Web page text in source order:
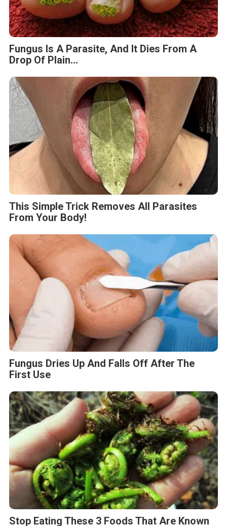
Fungus Is A Parasite, And It Dies From A
Drop Of Plain...
This Simple Trick Removes All Parasites
From Your Body!
Fungus Dries Up And Falls Off After The
First Use
Stop Eating These 3 Foods That Are Known